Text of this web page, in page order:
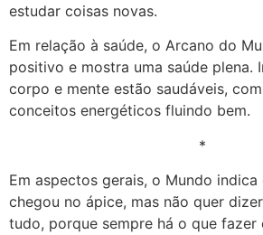
estudar coisas novas.
Em relação à saúde, o Arcano do
positivo e mostra uma saúde plena.
corpo e mente estão saudáveis,
conceitos energéticos fluindo bem.
*
Em aspectos gerais, o Mundo indica
chegou no ápice, mas não quer
tudo, porque sempre há o que fazer